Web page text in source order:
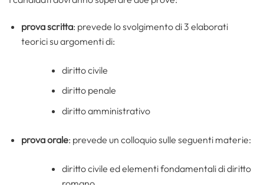
prova scritta: prevede lo svolgimento di 3 elaborati
teorici su argomenti di:
diritto civile
diritto penale
diritto amministrativo
prova orale: prevede un colloquio sulle seguenti materie:
diritto civile ed elementi fondamentali di diritto